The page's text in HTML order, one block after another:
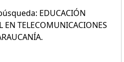
EDUCACIÓN
EN TELECOMUNICACIONES